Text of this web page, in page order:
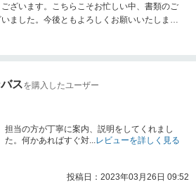
ざいます。こちらこそお忙しい中、書類のご
ました。今後ともよろしくお願いいたしま
スを購入したユーザー
担当の方が丁寧に案内、説明をしてくれまし
た。何かあればすぐ対...レビューを詳しく見る
投稿日：2023年03月26日 09:52